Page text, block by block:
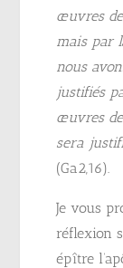
œuvres
mais par
nous
justifiés
œuvres
sera
(Ga2,16).
Je vous
réflexion
épître